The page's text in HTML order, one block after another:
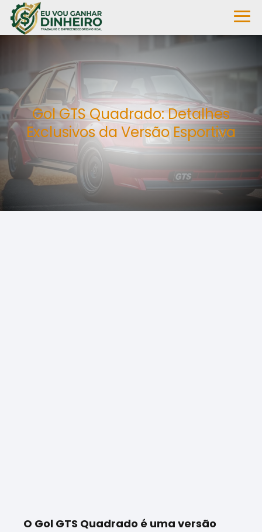
Gol GTS Quadrado: Detalhes
Exclusivos da Versão Esportiva
O Gol GTS Quadrado é uma versão